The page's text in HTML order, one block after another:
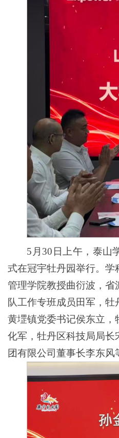
5月30日上午，泰山
式在冠宇牡丹园举行。
管理学院教授曲衍波，
队工作专班成员田军，牡
黄堽镇党委书记侯东立，
化军，牡丹区科技局局长
团有限公司董事长李东风